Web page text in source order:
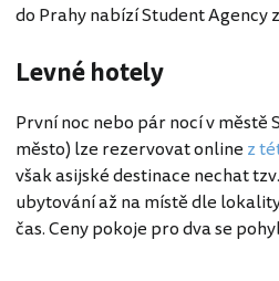
do Prahy nabízí Student Agency
Levné hotely
První noc nebo pár nocí v městě
město) lze rezervovat online z
však asijské destinace nechat
ubytování až na místě dle
čas. Ceny pokoje pro dva se